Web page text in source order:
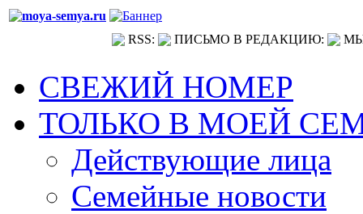
RSS: ПИСЬМО В РЕДАКЦИЮ:
СВЕЖИЙ НОМЕР
ТОЛЬКО В МОЕЙ
Действующие лица
Семейные новости